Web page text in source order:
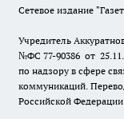
Сетевое издание
Учредитель
№ФС 77-90386 от
по надзору в сфере
коммуникаций.
Российской